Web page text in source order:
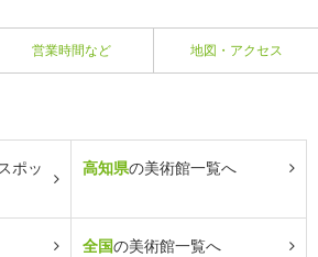
営業時間など 地図・アクセス
ポッ
高知県の美術館一覧へ
全国の美術館一覧へ